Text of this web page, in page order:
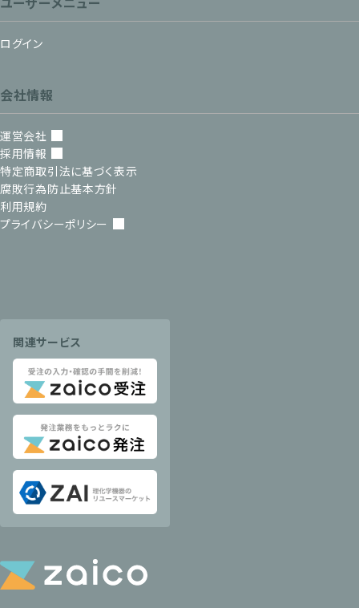
ログイン
会社情報
運営会社
採用情報
特定商取引法に基づく表示
腐敗行為防止基本方針
利用規約
プライバシーポリシー
関連サービス